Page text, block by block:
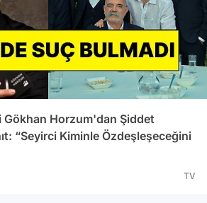
Gökhan Horzum'dan Şiddet
“Seyirci Kiminle Özdeşleşeceğini
TV